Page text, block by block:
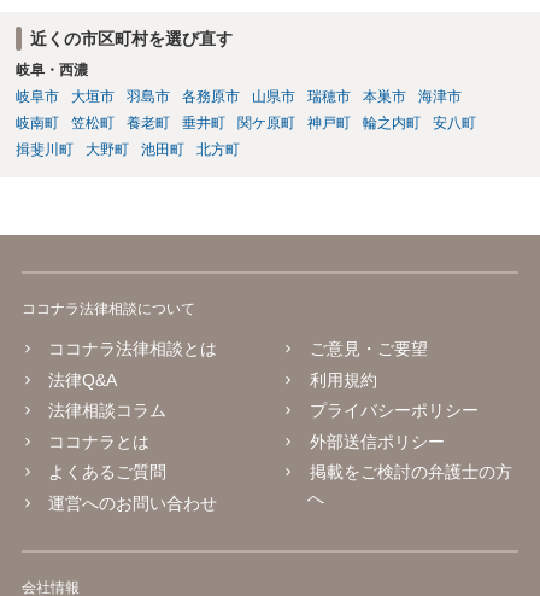
近くの市区町村を選び直す
岐阜・西濃
岐阜市
大垣市 羽島市 各務原市 山県市 瑞穂市 本巣市
海津市
岐南町
笠松町 養老町 垂井町 関ケ原町 神戸町 輪之内町
安八町
揖斐川町
大野町 池田町 北方町
ココナラ法律相談について
ココナラ法律相談とは
法律Q&A
法律相談コラム
ココナラとは
よくあるご質問
運営へのお問い合わせ
ご意見・ご要望
利用規約
プライバシーポリシー
外部送信ポリシー
掲載をご検討の弁護士の方
へ
会社情報